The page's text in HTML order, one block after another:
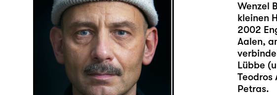
Wenzel
kleinen
2002
Aalen,
Lübbe
Teodros
Petras.